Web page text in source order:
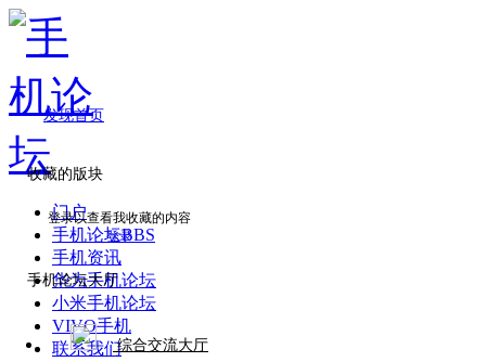
门户
手机论坛BBS
手机资讯
华为手机论坛
小米手机论坛
VIVO手机
联系我们
发现首页
收藏的版块
登录以查看我收藏的内容
登录
手机论坛大厅
综合交流大厅